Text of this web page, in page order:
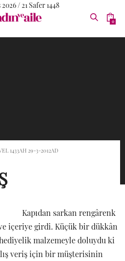
/ 21 Safer 1448
0
1433AH 29-3-2012AD
Kapıdan sarkan rengârenk
içeriye girdi. Küçük bir dükkân
malzemeyle doluydu ki
veriş için bir müşterisinin